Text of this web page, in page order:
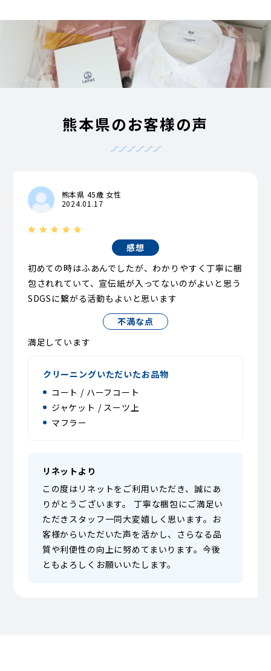
熊本県のお客様の声
熊本県 45歳 女性
2024.01.17
感想
初めての時はふあんでしたが、わかりやすく丁寧に梱
包されれていて、宣伝紙が入ってないのがよいと思う
SDGSに繋がる活動もよいと思います
不満な点
満足しています
クリーニングいただいたお品物
コート / ハーフコート
ジャケット / スーツ上
マフラー
リネットより
この度はリネットをご利用いただき、誠にあ
りがとうございます。 丁寧な梱包にご満足い
ただきスタッフ一同大変嬉しく思います。お
客様からいただいた声を活かし、さらなる品
質や利便性の向上に努めてまいります。今後
ともよろしくお願いいたします。